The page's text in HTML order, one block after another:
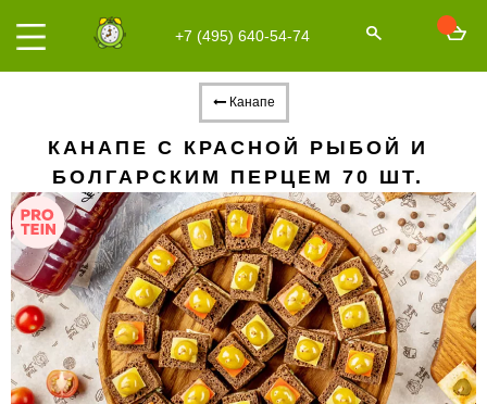
+7 (495) 640-54-74
Канапе
КАНАПЕ С КРАСНОЙ РЫБОЙ И
БОЛГАРСКИМ ПЕРЦЕМ 70 ШТ.